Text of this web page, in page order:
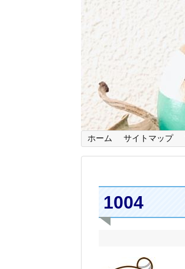
ホーム サイトマップ
1004